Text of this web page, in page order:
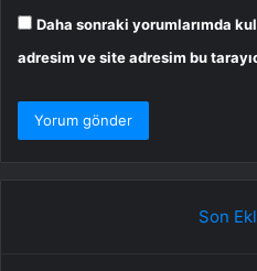
Daha sonraki yorumlarımda
adresim ve site adresim bu
Son